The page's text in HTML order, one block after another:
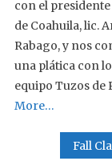
con el
de Coahuila, lic.
Rabago, y nos
una plática con
equipo Tuzos de
More…